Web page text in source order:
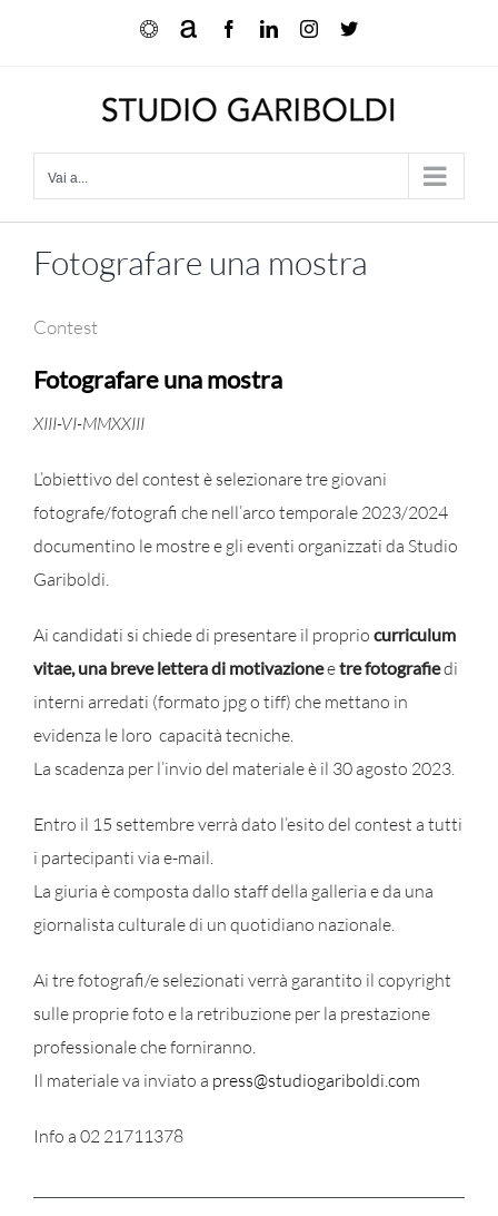
OculaArtnet FacebookLinkedInInstagram
X
Vai a...
Fotografare una mostra
Contest
Fotografare una mostra
XIII-VI-MMXXIII
L’obiettivo del contest è selezionare tre giovani
fotografe/fotografi che nell’arco temporale 2023/2024
documentino le mostre e gli eventi organizzati da Studio
Gariboldi.
Ai candidati si chiede di presentare il proprio curriculum
vitae, una breve lettera di motivazioneetre fotografiedi
interni arredati (formato jpg o tiff) che mettano in
evidenza le loro capacità tecniche.
La scadenza per l’invio del materiale è il 30 agosto 2023.
Entro il 15 settembre verrà dato l’esito del contest a tutti
i partecipanti via e-mail.
La giuria è composta dallo staff della galleria e da una
giornalista culturale di un quotidiano nazionale.
Ai tre fotografi/e selezionati verrà garantito il copyright
sulle proprie foto e la retribuzione per la prestazione
professionale che forniranno.
Il materiale va inviato a press@studiogariboldi.com
Info a 02 21711378